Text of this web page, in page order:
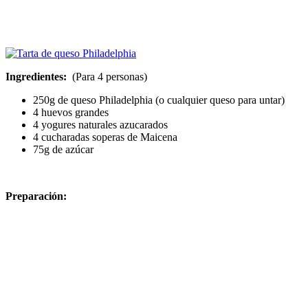
Ingredientes: (Para 4 personas)
250g de queso Philadelphia (o cualquier queso para untar)
4 huevos grandes
4 yogures naturales azucarados
4 cucharadas soperas de Maicena
75g de azúcar
Preparación: